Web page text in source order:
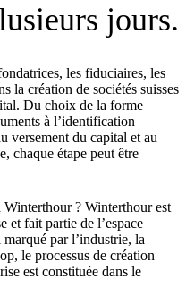
jours.
les fiduciaires, les
la création de sociétés suisses
Du choix de la forme
à l’identification
versement du capital et au
chaque étape peut être
Winterthour ? Winterthour est
et fait partie de l’espace
par l’industrie, la
le processus de création
est constituée dans le